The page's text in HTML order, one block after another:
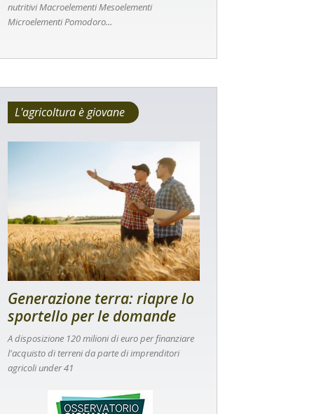
nutritivi Macroelementi Mesoelementi
Microelementi Pomodoro...
L'agricoltura è giovane
Generazione terra: riapre lo
sportello per le domande
A disposizione 120 milioni di euro per finanziare
l'acquisto di terreni da parte di imprenditori
agricoli under 41